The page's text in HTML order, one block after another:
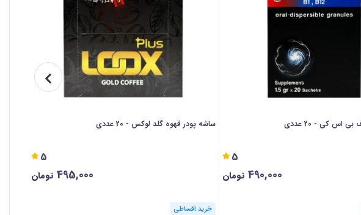
اس کی - 20 عددی
5
490,000 تومان
ساشه پودر قهوه گلد لوکس - 20 عددی
5
495,000 تومان
خرید اقساطی